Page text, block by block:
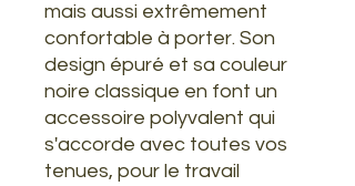
mais aussi extrêmement
confortable à porter. Son
design épuré et sa couleur
noire classique en font un
accessoire polyvalent qui
s'accorde avec toutes vos
tenues, pour le travail